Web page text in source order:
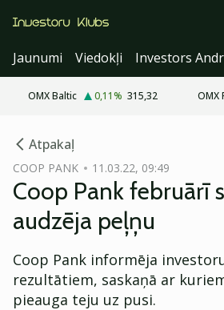
Jaunumi
Viedokļi Investors
OMX Baltic 0,11% 315,32 OMX
Atpakaļ
COOP PANK 11.03.22, 09:49
Coop Pank februārī
audzēja peļņu
Coop Pank informēja
rezultātiem, saskaņā ar
pieauga teju uz pusi.